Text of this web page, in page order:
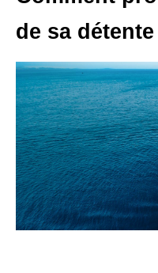
de sa